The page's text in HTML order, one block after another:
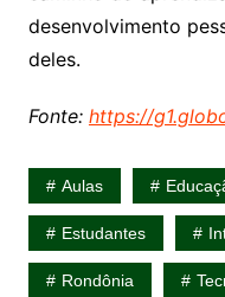
desenvolvimento
deles.
Fonte: https://
Aulas
Estudantes
Rondônia